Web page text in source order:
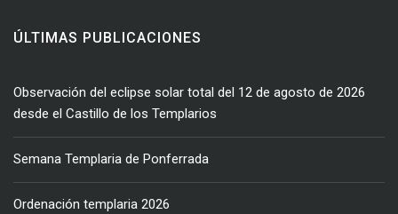
ÚLTIMAS PUBLICACIONES
Observación del eclipse solar total del 12 de agosto de 2026
desde el Castillo de los Templarios
Semana Templaria de Ponferrada
Ordenación templaria 2026